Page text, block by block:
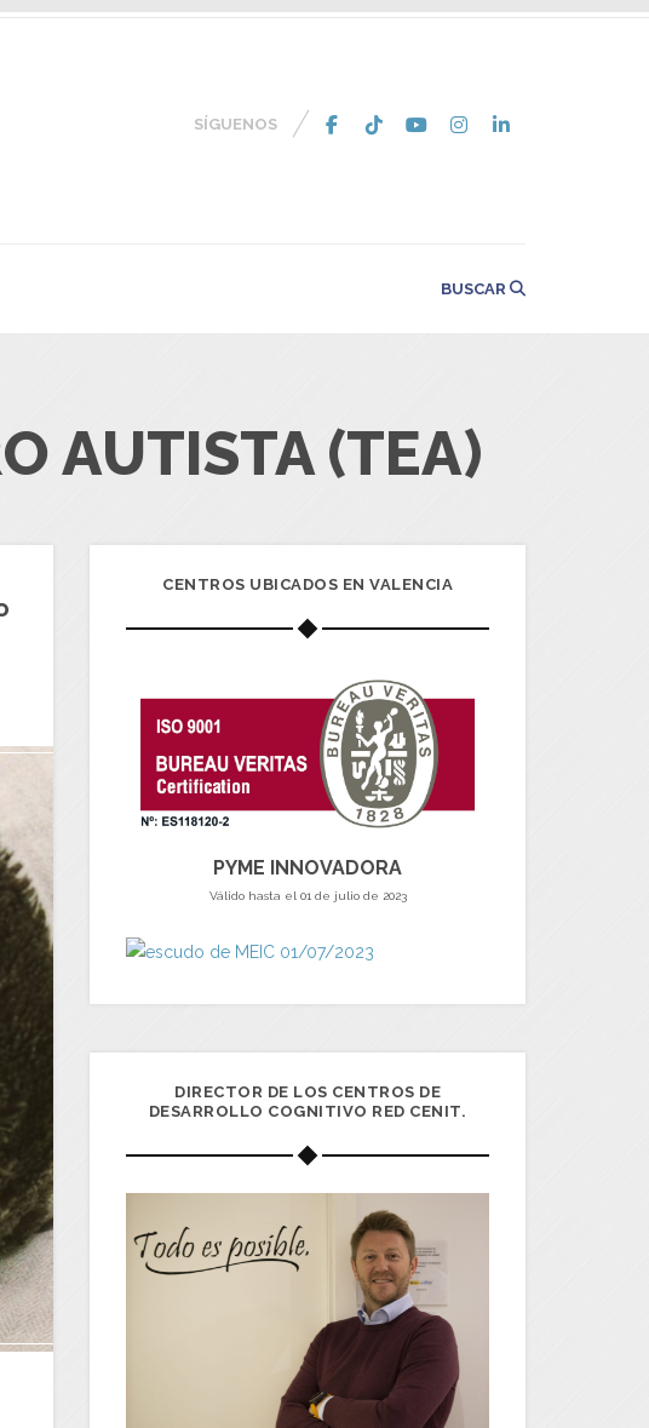
SÍGUENOS
BUSCAR
AUTISTA (TEA)
CENTROS UBICADOS EN VALENCIA
PYME INNOVADORA
Válido hasta el 01 de julio de 2023
DIRECTOR DE LOS CENTROS DE
DESARROLLO COGNITIVO RED CENIT.